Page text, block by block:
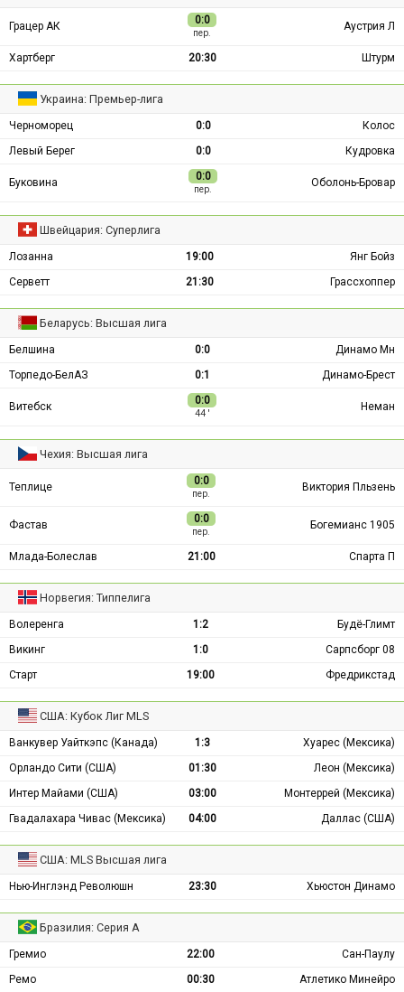
Грацер АК 0:0
пер.
Аустрия Л
Хартберг 20:30 Штурм
Украина: Премьер-лига
Черноморец 0:0
Колос
Левый Берег
0:0 Кудровка
Буковина 0:0
пер.
Оболонь-Бровар
Швейцария: Суперлига
Лозанна 19:00
Янг Бойз
Серветт
21:30 Грассхоппер
Беларусь: Высшая лига
Белшина 0:0
Динамо Мн
Торпедо-БелАЗ
0:1 Динамо-Брест
Витебск 0:0
44 ′
Неман
Чехия: Высшая лига
Теплице 0:0
пер.
Виктория Пльзень
Фастав 0:0
пер.
Богемианс 1905
Млада-Болеслав 21:00 Спарта П
Норвегия: Типпелига
Волеренга 1:2
Будё-Глимт
Викинг
1:0
Сарпсборг 08
Старт
19:00 Фредрикстад
США: Кубок Лиг MLS
Ванкувер Уайткэпс (Канада) 1:3
Хуарес (Мексика)
Орландо Сити (США)
01:30
Леон (Мексика)
Интер Майами (США)
03:00
Монтеррей (Мексика)
Гвадалахара Чивас (Мексика)
04:00 Даллас (США)
США: MLS Высшая лига
Нью-Инглэнд Революшн 23:30 Хьюстон Динамо
Бразилия: Серия А
Гремио 22:00
Сан-Паулу
Ремо
00:30
Атлетико Минейро